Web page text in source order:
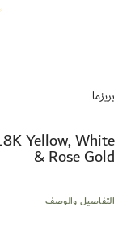
بداية
الصور
بريزما
Yellow, White
& Rose Gold
التفاصيل والوصف